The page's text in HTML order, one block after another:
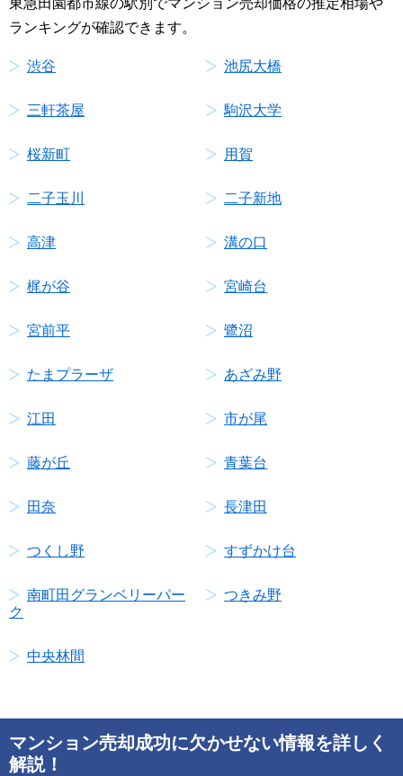
東急田園都市線の駅別でマンション売却価格の推定相場や
ランキングが確認できます。
渋谷 池尻大橋
三軒茶屋 駒沢大学
桜新町 用賀
二子玉川 二子新地
高津 溝の口
梶が谷 宮崎台
宮前平 鷺沼
たまプラーザ あざみ野
江田 市が尾
藤が丘 青葉台
田奈 長津田
つくし野 すずかけ台
南町田グランベリーパー
ク
つきみ野
中央林間
マンション売却成功に欠かせない情報を詳しく
解説！